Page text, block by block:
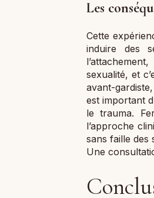
Les
Cette
induire des
sexualité, et
avant-
est important
le trauma.
l’approche
sans faille des
Une